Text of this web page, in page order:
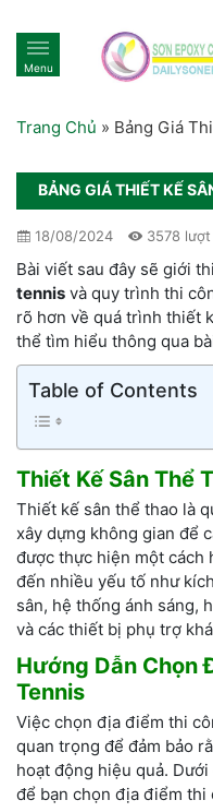
Menu
Trang Chủ » Bảng Giá
BẢNG GIÁ THIẾT KẾ
18/08/2024 3578
Bài viết sau đây sẽ giới
tennis và quy trình thi
rõ hơn về quá trình thiết
thể tìm hiểu thông qua
Table of Contents
Thiết Kế Sân Thể
Thiết kế sân thể thao là
xây dựng không gian để
được thực hiện một cách
đến nhiều yếu tố như
sân, hệ thống ánh sáng,
và các thiết bị phụ trợ
Hướng Dẫn Chọn
Tennis
Việc chọn địa điểm thi
quan trọng để đảm bảo
hoạt động hiệu quả.
để bạn chọn địa điểm thi